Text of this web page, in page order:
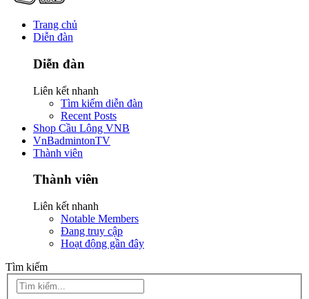
Trang chủ
Diễn đàn
Diễn đàn
Liên kết nhanh
Tìm kiếm diễn đàn
Recent Posts
Shop Cầu Lông VNB
VnBadmintonTV
Thành viên
Thành viên
Liên kết nhanh
Notable Members
Đang truy cập
Hoạt động gần đây
Tìm kiếm